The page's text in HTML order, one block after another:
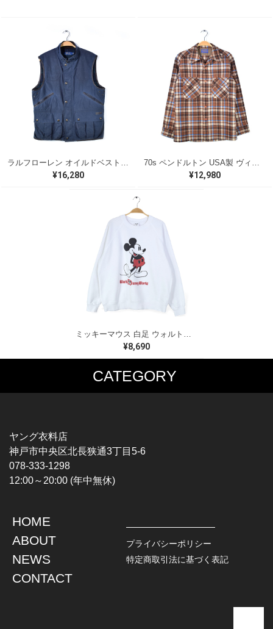
¥16,280 ¥12,980
ミッキーマウス 白足 ウォルトディズニーオフィシャル スウェット ホワイト WALT DISNEY WORLD ウォルトディズニーオフィシャル サイズXL相当 古着 CF0995
¥8,690
CATEGORY
MUSIC TEE
HARDCORE / PUNK
PROGLESSIVE ROCK
POPS
SOUL / R&B
T-SHIRTS
CHAMPION
TOPS
L / S SHIRT
S / S SHIRT
HAWAIIAN SHIRT
JACKET
DENIM
LEATHER
ヤング衣料店
神戸市中央区北長狭通3丁目5-6
078-333-1298
12:00～20:00 (年中無休)
HOME
ABOUT
NEWS
CONTACT
プライバシーポリシー
特定商取引法に基づく表記